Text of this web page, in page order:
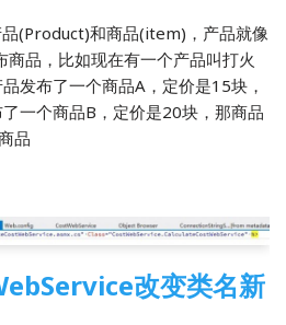
(Product)和商品(item)，产品就像
品，比如现在有一个产品叫打火
发布了一个商品A，定价是15块，
一个商品B，定价是20块，那商品
品
改变类名新